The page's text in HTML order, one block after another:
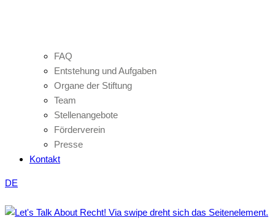
FAQ
Entstehung und Aufgaben
Organe der Stiftung
Team
Stellenangebote
Förderverein
Presse
Kontakt
DE